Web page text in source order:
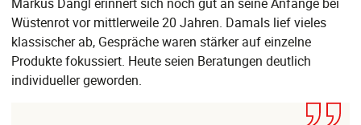
Wüstenrot vor mittlerweile 20 Jahren. Damals lief vieles
klassischer ab, Gespräche waren stärker auf einzelne
Produkte fokussiert. Heute seien Beratungen deutlich
individueller geworden.